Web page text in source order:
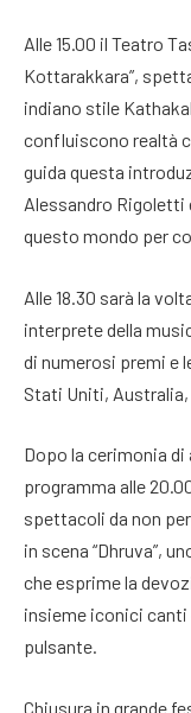
Alle 15.00 il Teatro
Kottarakkara”,
indiano stile
confluiscono realtà
guida questa
Alessandro Rigoletti
questo mondo per
Alle 18.30 sarà la
interprete della
di numerosi premi e
Stati Uniti,
Dopo la cerimonia di
programma alle
spettacoli da non
in scena “Dhruva”,
che esprime la
insieme iconici canti
pulsante.
Chiusura in grande